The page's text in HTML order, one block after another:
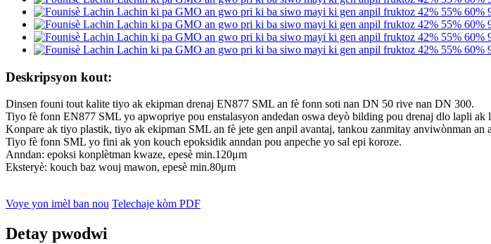
Deskripsyon kout:
Dinsen founi tout kalite tiyo ak ekipman drenaj EN877 SML an fè fonn soti nan DN 50 rive nan DN 300.
Tiyo fè fonn EN877 SML yo apwopriye pou enstalasyon andedan oswa deyò bilding pou drenaj dlo lapli ak
Konpare ak tiyo plastik, tiyo ak ekipman SML an fè jete gen anpil avantaj, tankou zanmitay anviwònman
Tiyo fè fonn SML yo fini ak yon kouch epoksidik anndan pou anpeche yo sal epi koroze.
Anndan: epoksi konplètman kwaze, epesè min.120μm
Eksteryè: kouch baz wouj mawon, epesè min.80μm
Voye yon imèl ban nou Telechaje kòm PDF
Detay pwodwi